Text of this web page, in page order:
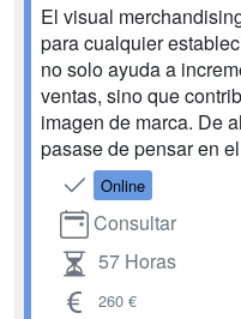
El visual
para cualquier
no solo ayuda a
ventas, sino que
imagen de marca. De
pasase de pensar en
Online
Consultar
57 Horas
260 €